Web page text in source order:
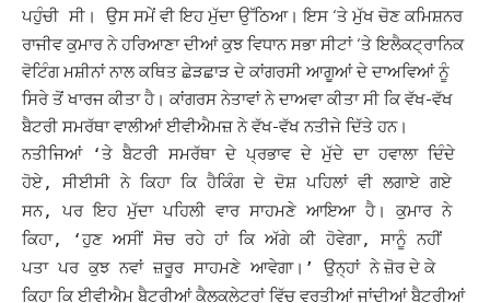
ਪਹੁੰਚੀ ਸੀ। ਉਸ ਸਮੇਂ ਵੀ ਇਹ ਮੁੱਦਾ ਉੱਠਿਆ। ਇਸ ‘ਤੇ ਮੁੱਖ ਚੋਣ ਕਮਿਸ਼ਨਰ
ਰਾਜੀਵ ਕੁਮਾਰ ਨੇ ਹਰਿਆਣਾ ਦੀਆਂ ਕੁਝ ਵਿਧਾਨ ਸਭਾ ਸੀਟਾਂ ‘ਤੇ ਇਲੈਕਟ੍ਰਾਨਿਕ
ਵੋਟਿੰਗ ਮਸ਼ੀਨਾਂ ਨਾਲ ਕਥਿਤ ਛੇੜਛਾੜ ਦੇ ਕਾਂਗਰਸੀ ਆਗੂਆਂ ਦੇ ਦਾਅਵਿਆਂ ਨੂੰ
ਸਿਰੇ ਤੋਂ ਖਾਰਜ ਕੀਤਾ ਹੈ। ਕਾਂਗਰਸ ਨੇਤਾਵਾਂ ਨੇ ਦਾਅਵਾ ਕੀਤਾ ਸੀ ਕਿ ਵੱਖ-ਵੱਖ
ਬੈਟਰੀ ਸਮਰੱਥਾ ਵਾਲੀਆਂ ਈਵੀਐਮਜ਼ ਨੇ ਵੱਖ-ਵੱਖ ਨਤੀਜੇ ਦਿੱਤੇ ਹਨ।
ਨਤੀਜਿਆਂ ‘ਤੇ ਬੈਟਰੀ ਸਮਰੱਥਾ ਦੇ ਪ੍ਰਭਾਵ ਦੇ ਮੁੱਦੇ ਦਾ ਹਵਾਲਾ ਦਿੰਦੇ
ਹੋਏ, ਸੀਈਸੀ ਨੇ ਕਿਹਾ ਕਿ ਹੈਕਿੰਗ ਦੇ ਦੋਸ਼ ਪਹਿਲਾਂ ਵੀ ਲਗਾਏ ਗਏ
ਸਨ, ਪਰ ਇਹ ਮੁੱਦਾ ਪਹਿਲੀ ਵਾਰ ਸਾਹਮਣੇ ਆਇਆ ਹੈ। ਕੁਮਾਰ ਨੇ
ਕਿਹਾ, ‘ਹੁਣ ਅਸੀਂ ਸੋਚ ਰਹੇ ਹਾਂ ਕਿ ਅੱਗੇ ਕੀ ਹੋਵੇਗਾ, ਸਾਨੂੰ ਨਹੀਂ
ਪਤਾ ਪਰ ਕੁਝ ਨਵਾਂ ਜ਼ਰੂਰ ਸਾਹਮਣੇ ਆਵੇਗਾ।’ ਉਨ੍ਹਾਂਨੇ ਜ਼ੋਰ ਦੇ ਕੇ
ਕਿਹਾ ਕਿ ਈਵੀਐਮ ਬੈਟਰੀਆਂ ਕੈਲਕੂਲੇਟਰਾਂ ਵਿੱਚ ਵਰਤੀਆਂ ਜਾਂਦੀਆਂ ਬੈਟਰੀਆਂ